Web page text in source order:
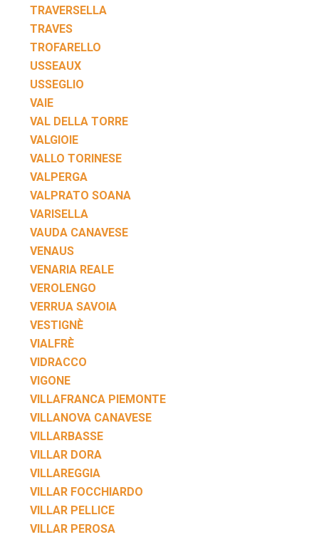
TRAVERSELLA
TRAVES
TROFARELLO
USSEAUX
USSEGLIO
VAIE
VAL DELLA TORRE
VALGIOIE
VALLO TORINESE
VALPERGA
VALPRATO SOANA
VARISELLA
VAUDA CANAVESE
VENAUS
VENARIA REALE
VEROLENGO
VERRUA SAVOIA
VESTIGNÈ
VIALFRÈ
VIDRACCO
VIGONE
VILLAFRANCA PIEMONTE
VILLANOVA CANAVESE
VILLARBASSE
VILLAR DORA
VILLAREGGIA
VILLAR FOCCHIARDO
VILLAR PELLICE
VILLAR PEROSA